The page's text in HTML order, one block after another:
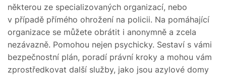
některou ze specializovaných organizací, nebo
v případě přímého ohrožení na policii. Na pomáhající
organizace se můžete obrátit i anonymně a zcela
nezávazně. Pomohou nejen psychicky. Sestaví s vámi
bezpečnostní plán, poradí právní kroky a mohou vám
zprostředkovat další služby, jako jsou azylové domy